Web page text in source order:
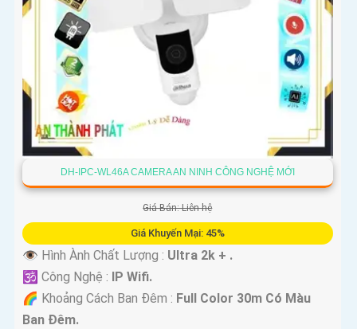
DH-IPC-WL46A CAMERA AN NINH CÔNG NGHỆ MỚI
Giá Bán: Liên hệ
Giá Khuyến Mại: 45%
👁 Hình Ành Chất Lượng : Ultra 2k + .
🕉️ Công Nghệ :
IP Wifi.
🌈 Khoảng Cách Ban Đêm : Full Color 30m Có Màu
Ban Ðêm.